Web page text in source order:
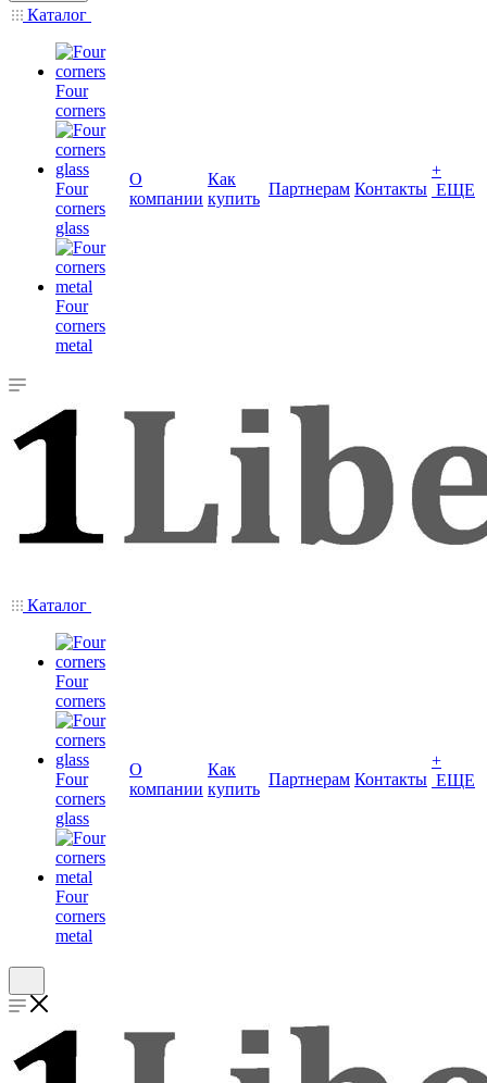
Каталог
Four
corners
Four
corners
glass
Four
corners
metal
О
компании
Как
купить
Партнерам Контакты
+
ЕЩЕ
Каталог
Four
corners
Four
corners
glass
Four
corners
metal
О
компании
Как
купить
Партнерам Контакты
+
ЕЩЕ